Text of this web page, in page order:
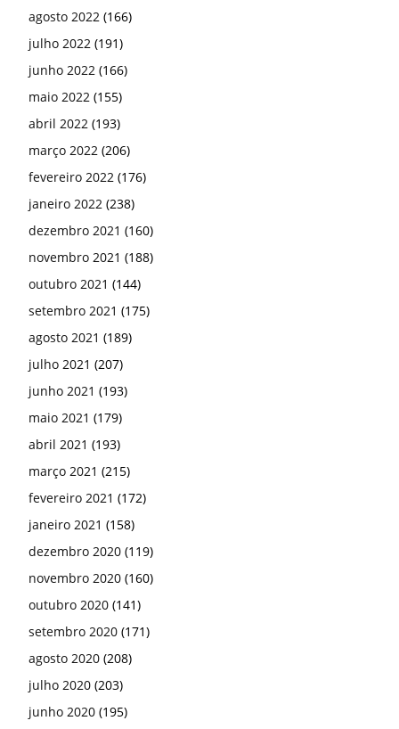
agosto 2022 (166)
julho 2022 (191)
junho 2022 (166)
maio 2022 (155)
abril 2022 (193)
março 2022 (206)
fevereiro 2022 (176)
janeiro 2022 (238)
dezembro 2021 (160)
novembro 2021 (188)
outubro 2021 (144)
setembro 2021 (175)
agosto 2021 (189)
julho 2021 (207)
junho 2021 (193)
maio 2021 (179)
abril 2021 (193)
março 2021 (215)
fevereiro 2021 (172)
janeiro 2021 (158)
dezembro 2020 (119)
novembro 2020 (160)
outubro 2020 (141)
setembro 2020 (171)
agosto 2020 (208)
julho 2020 (203)
junho 2020 (195)